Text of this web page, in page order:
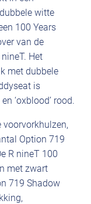
witte
100 Years
van de
Het
met dubbele
is
‘oxblood’ rood.
voorvorkhulzen,
Option 719
R nineT 100
met zwart
719 Shadow